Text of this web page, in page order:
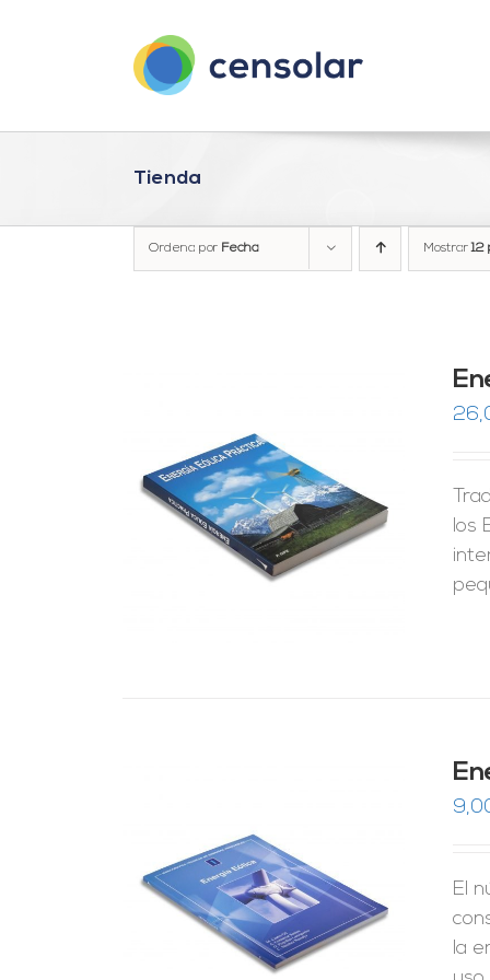
Tienda
Ordena por Fecha Mostrar12
los
El
la